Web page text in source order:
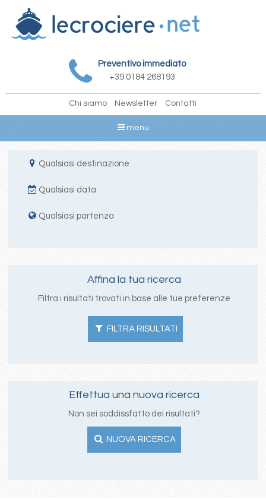
Preventivo immediato
+39 0184 268193
Chi siamo Newsletter Contatti
menu
Qualsiasi destinazione
Qualsiasi data
Qualsiasi partenza
Affina la tua ricerca
Filtra i risultati trovati in base alle tue preferenze
FILTRA RISULTATI
Effettua una nuova ricerca
Non sei soddissfatto dei risultati?
NUOVA RICERCA